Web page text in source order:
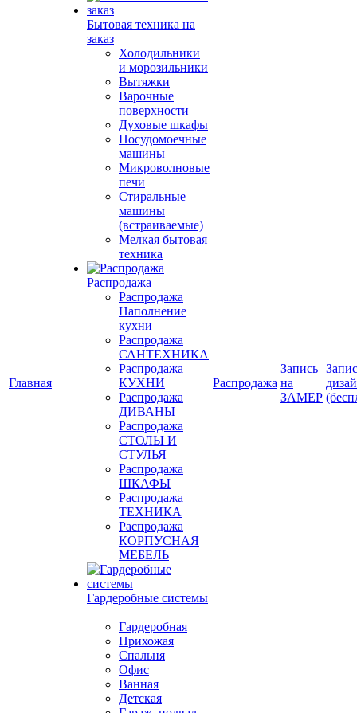
Главная
Бытовая техника на
заказ
Холодильники
и морозильники
Вытяжки
Варочные
поверхности
Духовые шкафы
Посудомоечные
машины
Микроволновые
печи
Стиральные
машины
(встраиваемые)
Мелкая бытовая
техника
Распродажа
Распродажа
Наполнение
кухни
Распродажа
САНТЕХНИКА
Распродажа
КУХНИ
Распродажа
ДИВАНЫ
Распродажа
СТОЛЫ И
СТУЛЬЯ
Распродажа
ШКАФЫ
Распродажа
ТЕХНИКА
Распродажа
КОРПУСНАЯ
МЕБЕЛЬ
Гардеробные системы
Гардеробная
Прихожая
Спальня
Офис
Ванная
Детская
Распродажа
Запись
на
ЗАМЕР